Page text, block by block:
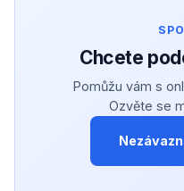
Chcete
Pomůžu vám s
Ozvěte se